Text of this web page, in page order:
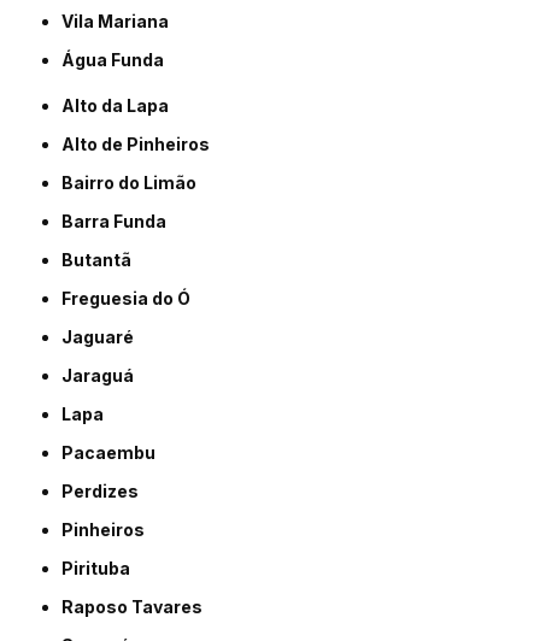
Vila Mariana
Água Funda
Alto da Lapa
Alto de Pinheiros
Bairro do Limão
Barra Funda
Butantã
Freguesia do Ó
Jaguaré
Jaraguá
Lapa
Pacaembu
Perdizes
Pinheiros
Pirituba
Raposo Tavares